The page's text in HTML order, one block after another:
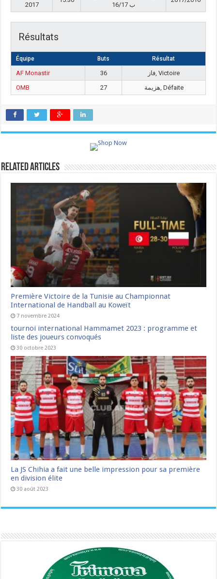
2017
ب 16/17
Résultats
Équipe Buts Résultat
AF Monastir 36
فاز, Victoire
OMB
27 هزيمة, Défaite
Related Articles
Première Victoire de la Tunisie au Championnat
International de Handball au Koweït
7 novembre 2024
tournoi international Hammamet 2023 : programme et
liste des joueurs convoqués
30 octobre 2023
La JS Chihia a fait une belle impression pour sa première
en division élite
30 août 2023